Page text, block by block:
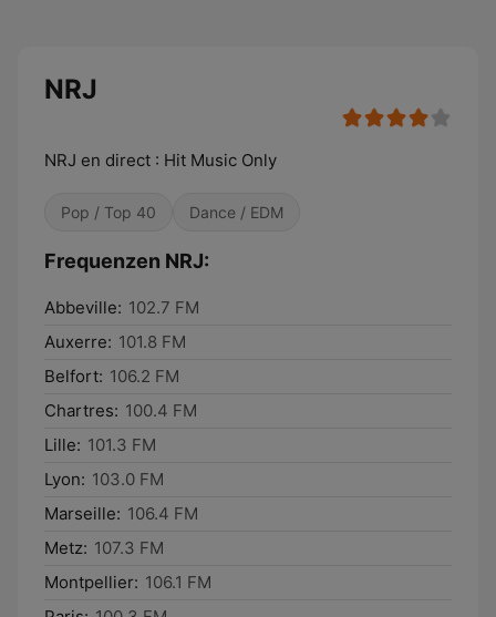
NRJ
NRJ en direct : Hit Music Only
Pop / Top 40 Dance / EDM
Frequenzen NRJ:
Abbeville: 102.7 FM
Auxerre: 101.8 FM
Belfort: 106.2 FM
Chartres: 100.4 FM
Lille: 101.3 FM
Lyon: 103.0 FM
Marseille: 106.4 FM
Metz: 107.3 FM
Montpellier: 106.1 FM